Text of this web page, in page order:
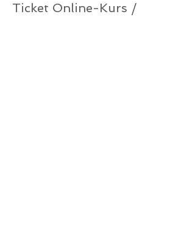
Ticket Online-Kurs /